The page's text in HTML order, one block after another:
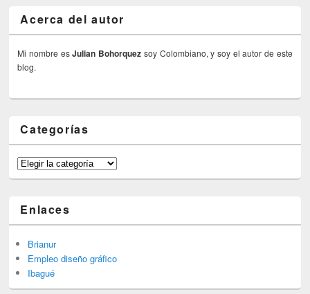
Acerca del autor
Mi nombre esJulian Bohorquez soy Colombiano, y soy el autor de este
blog.
Categorías
Categorías
Enlaces
Brianur
Empleo diseño gráfico
Ibagué